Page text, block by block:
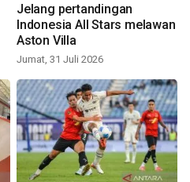
Jelang pertandingan
Indonesia All Stars melawan
Aston Villa
Jumat, 31 Juli 2026